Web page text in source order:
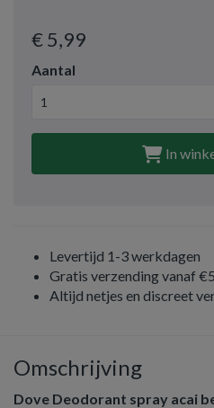
€ 5,99
Aantal
In
Levertijd 1-3 werkdagen
Gratis verzending vanaf
Altijd netjes en discreet
Omschrijving
Dove Deodorant spray acai